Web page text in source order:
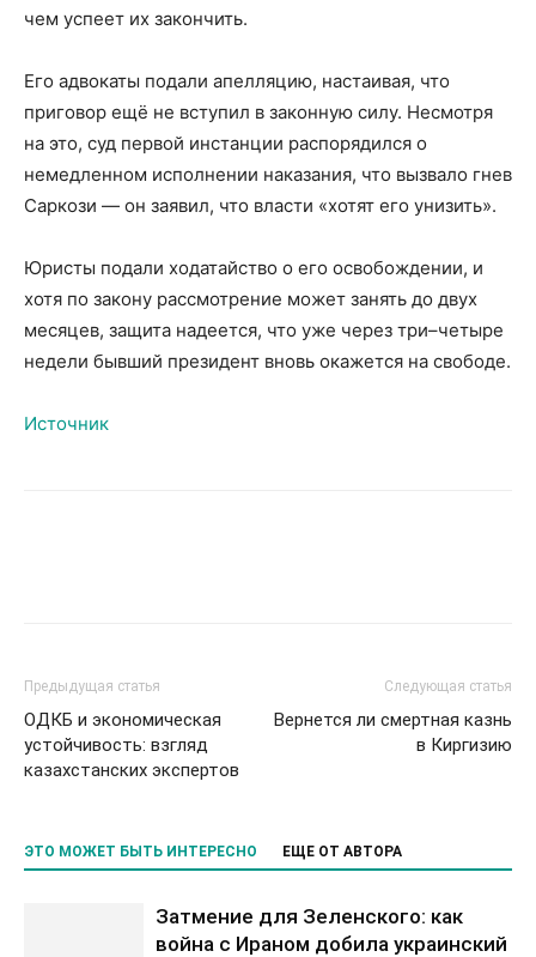
чем успеет их закончить.
Его адвокаты подали апелляцию, настаивая, что
приговор ещё не вступил в законную силу. Несмотря
на это, суд первой инстанции распорядился о
немедленном исполнении наказания, что вызвало гнев
Саркози — он заявил, что власти «хотят его унизить».
Юристы подали ходатайство о его освобождении, и
хотя по закону рассмотрение может занять до двух
месяцев, защита надеется, что уже через три–четыре
недели бывший президент вновь окажется на свободе.
Источник
Предыдущая статья
ОДКБ и экономическая
устойчивость: взгляд
казахстанских экспертов
Следующая статья
Вернется ли смертная казнь
в Киргизию
ЭТО МОЖЕТ БЫТЬ ИНТЕРЕСНО ЕЩЕ ОТ АВТОРА
Затмение для Зеленского: как
война с Ираном добила украинский